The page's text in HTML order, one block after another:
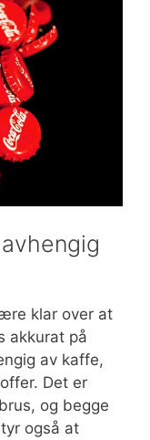
klar over at
akkurat på
av kaffe,
Det er
og begge
også at